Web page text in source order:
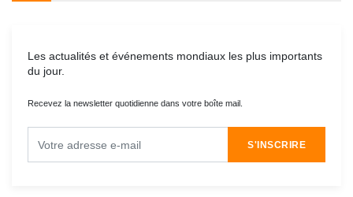
Les actualités et événements mondiaux les plus importants
du jour.
Recevez la newsletter quotidienne dans votre boîte mail.
S'INSCRIRE